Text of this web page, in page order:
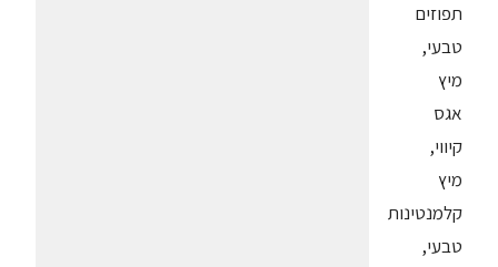
תפוזים
טבעי,
מיץ
אגס
קיווי,
מיץ
קלמנטינות
טבעי,